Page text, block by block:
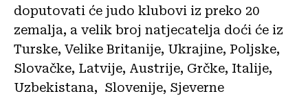
doputovati će judo klubovi iz preko 20
zemalja, a velik broj natjecatelja doći će iz
Turske, Velike Britanije, Ukrajine, Poljske,
Slovačke, Latvije, Austrije, Grčke, Italije,
Uzbekistana, Slovenije, Sjeverne